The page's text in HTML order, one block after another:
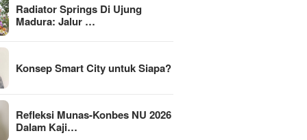
Radiator Springs Di Ujung
Madura: Jalur …
Konsep Smart City untuk Siapa?
Refleksi Munas-Konbes NU 2026
Dalam Kaji…